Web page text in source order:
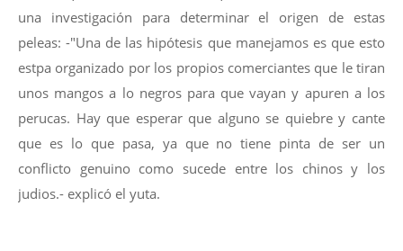
una investigación para determinar el origen de estas
peleas: -"Una de las hipótesis que manejamos es que esto
estpa organizado por los propios comerciantes que le tiran
unos mangos a lo negros para que vayan y apuren a los
perucas. Hay que esperar que alguno se quiebre y cante
que es lo que pasa, ya que no tiene pinta de ser un
conflicto genuino como sucede entre los chinos y los
judios.- explicó el yuta.